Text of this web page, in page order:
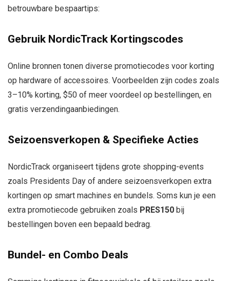
betrouwbare bespaartips:
Gebruik NordicTrack Kortingscodes
Online bronnen tonen diverse promotiecodes voor korting
op hardware of accessoires. Voorbeelden zijn codes zoals
3–10% korting, $50 of meer voordeel op bestellingen, en
gratis verzendingaanbiedingen.
Seizoensverkopen & Specifieke Acties
NordicTrack organiseert tijdens grote shopping-events
zoals Presidents Day of andere seizoensverkopen extra
kortingen op smart machines en bundels. Soms kun je een
extra promotiecode gebruiken zoals PRES150 bij
bestellingen boven een bepaald bedrag.
Bundel- en Combo Deals